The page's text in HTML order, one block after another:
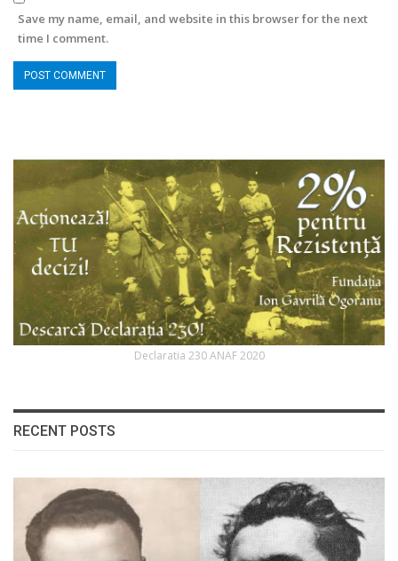
Save my name, email, and website in this browser for the next
time I comment.
Declaratia 230 ANAF 2020
RECENT POSTS